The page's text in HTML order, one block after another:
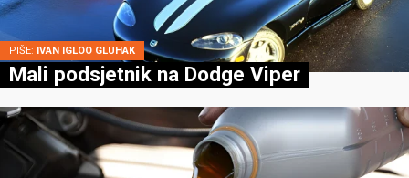
PIŠE: IVAN IGLOO GLUHAK
Mali podsjetnik na Dodge Viper